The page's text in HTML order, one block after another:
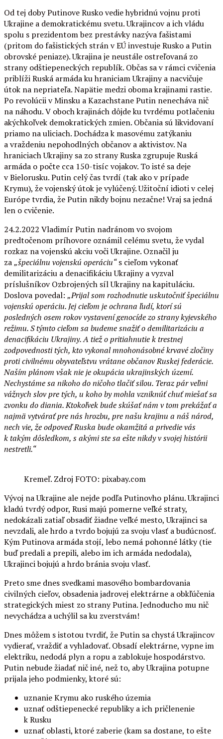
Od tej doby Putinove Rusko vedie hybridnú vojnu proti
Ukrajine a demokratickému svetu. Ukrajincov a ich vládu
spolu s prezidentom bez prestávky nazýva fašistami
(pritom do fašistických strán v EÚ investuje Rusko a Putin
obrovské peniaze). Ukrajina je neustále ostreľovaná zo
strany odštiepeneckých republík. Občas sa v rámci cvičenia
priblíži Ruská armáda ku hraniciam Ukrajiny a nacvičuje
útok na nepriateľa. Napätie medzi oboma krajinami rastie.
Po revolúcii v Minsku a Kazachstane Putin nenecháva nič
na náhodu. V oboch krajinách dôjde ku tvrdému potlačeniu
akýchkoľvek demokratických zmien. Občania sú likvidovaní
priamo na uliciach. Dochádza k masovému zatýkaniu
a vraždeniu nepohodlných občanov a aktivistov. Na
hraniciach Ukrajiny sa zo strany Ruska zgrupuje Ruská
armáda o počte cca 150-tisíc vojakov. To isté sa deje
v Bielorusku. Putin celý čas tvrdí (tak ako v prípade
Krymu), že vojenský útok je vylúčený. Užitoční idioti v celej
Európe tvrdia, že Putin nikdy bojnu nezačne! Vraj sa jedná
len o cvičenie.
24.2.2022 Vladimír Putin nadránom vo svojom
predtočenom príhovore oznámil celému svetu, že vydal
rozkaz na vojenskú akciu voči Ukrajine. Označil ju
za„špeciálnu vojenskú operáciu“s cieľom vykonať
demilitarizáciu a denacifikáciu Ukrajiny a vyzval
príslušníkov Ozbrojených síl Ukrajiny na kapituláciu.
Doslova povedal: „Prijal som rozhodnutie uskutočniť špeciálnu
vojenskú operáciu. Jej cieľom je ochrana ľudí, ktorí sú
posledných osem rokov vystavení genocíde zo strany kyjevského
režimu. S týmto cieľom sa budeme snažiť o demilitarizáciu a
denacifikáciu Ukrajiny. A tiež o pritiahnutie k trestnej
zodpovednosti tých, kto vykonal mnohonásobné krvavé zločiny
proti civilnému obyvateľstvu vrátane občanov Ruskej federácie.
Naším plánom však nie je okupácia ukrajinských území.
Nechystáme sa nikoho do ničoho tlačiť silou. Teraz pár veľmi
vážnych slov pre tých, u koho by mohla vzniknúť chuť miešať sa
zvonku do diania. Ktokoľvek bude skúšať nám v tom prekážať a
najmä vytvárať pre nás hrozbu, pre našu krajinu a náš národ,
nech vie, že odpoveď Ruska bude okamžitá a privedie vás
k takým dôsledkom, s akými ste sa ešte nikdy v svojej histórii
nestretli.“
Kremeľ. Zdroj FOTO: pixabay.com
Vývoj na Ukrajine ale nejde podľa Putinovho plánu. Ukrajinci
kladú tvrdý odpor, Rusi majú pomerne veľké straty,
nedokázali zatiaľ obsadiť žiadne veľké mesto, Ukrajinci sa
nevzdali, ale hrdo a tvrdo bojujú za svoju vlasť a budúcnosť.
Kým Putinova armáda stojí, lebo nemá pohonné látky (tie
buď predali a prepili, alebo im ich armáda nedodala),
Ukrajinci bojujú a hrdo bránia svoju vlasť.
Preto sme dnes svedkami masového bombardovania
civilných cieľov, obsadenia jadrovej elektrárne a obkľúčenia
strategických miest zo strany Putina. Jednoducho mu nič
nevychádza a uchýlil sa ku zverstvám!
Dnes môžem s istotou tvrdiť, že Putin sa chystá Ukrajincov
vydierať, vraždiť a vyhladovať. Obsadí elektrárne, vypne im
elektriku, nedodá plyn a ropu a zablokuje hospodárstvo.
Putin nebude žiadať nič iné, než to, aby Ukrajina potupne
prijala jeho podmienky, ktoré sú:
uznanie Krymu ako ruského územia
uznať odštiepenecké republiky a ich pričlenenie
k Rusku
uznať oblasti, ktoré zaberie (kam sa dostane, to ešte